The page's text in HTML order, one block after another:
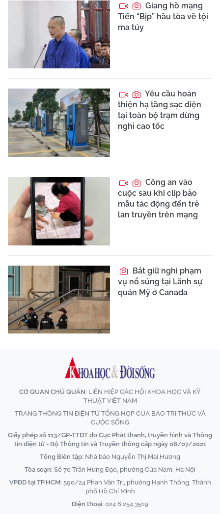
Giang hồ mạng
Tiến “Bịp” hầu tòa về tội
ma túy
Yêu cầu hoàn
thiện hạ tầng sạc điện
tại toàn bộ trạm dừng
nghỉ cao tốc
Công an vào
cuộc sau khi clip bảo
mẫu tác động đến trẻ
lan truyền trên mạng
Bắt giữ nghi phạm
vụ nổ súng tại Lãnh sự
quán Mỹ ở Canada
CƠ QUAN CHỦ QUẢN: LIÊN HIỆP CÁC HỘI KHOA HỌC VÀ KỸ
THUẬT VIỆT NAM
TRANG THÔNG TIN ĐIỆN TỬ TỔNG HỢP CỦA BÁO TRI THỨC VÀ
CUỘC SỐNG
Giấy phép số 113/GP-TTĐT do Cục Phát thanh, truyền hình và Thông
tin điện tử - Bộ Thông tin và Truyền thông cấp ngày 08/07/2021
Tổng Biên tập: Nhà báo Nguyễn Thị Mai Hương
Tòa soạn: Số 70 Trần Hưng Đạo, phường Cửa Nam, Hà Nội
VPĐD tại TP.HCM: 590/24 Phan Văn Trị, phường Hạnh Thông, Thành
phố Hồ Chí Minh
Điện thoại: 024 6 254 3519